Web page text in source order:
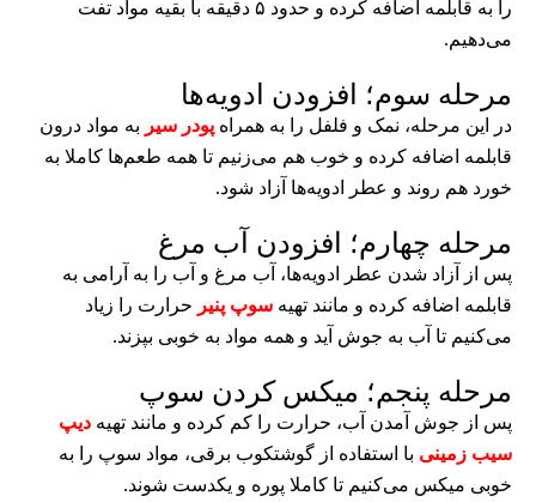
را به قابلمه اضافه کرده و حدود ۵ دقیقه با بقیه مواد تفت
می‌دهیم.
مرحله سوم؛ افزودن ادویه‌ها
در این مرحله، نمک و فلفل را به همراه پودر سیر به مواد درون
قابلمه اضافه کرده و خوب هم می‌زنیم تا همه طعم‌ها کاملا به
خورد هم روند و عطر ادویه‌ها آزاد شود.
مرحله چهارم؛ افزودن آب مرغ
پس از آزاد شدن عطر ادویه‌ها، آب مرغ و آب را به آرامی به
قابلمه اضافه کرده و مانند تهیه سوپ پنیر حرارت را زیاد
می‌کنیم تا آب به جوش آید و همه مواد به خوبی بپزند.
مرحله پنجم؛ میکس کردن سوپ
پس از جوش آمدن آب، حرارت را کم کرده و مانند تهیه دیپ
سیب زمینی با استفاده از گوشتکوب برقی، مواد سوپ را به
خوبی میکس می‌کنیم تا کاملا پوره و یکدست شوند.